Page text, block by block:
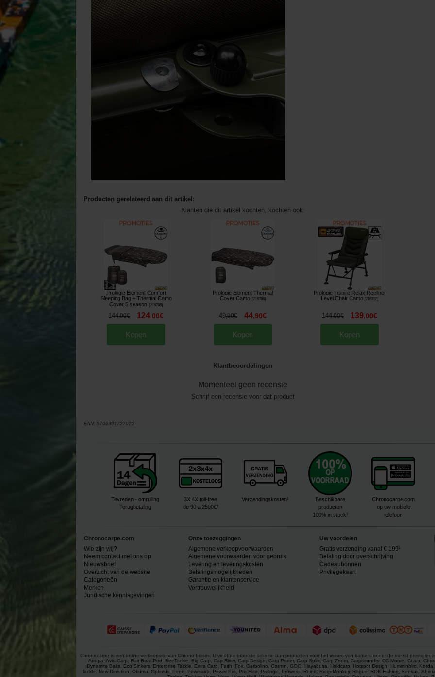
Producten gerelateerd aan dit artikel:
Klanten die dit artikel kochten, kochten ook:
Prologic Element Comfort
Sleeping Bag + Thermal Camo
Cover 5 season
216785]
144,00€ 124,00€
Kopen
Prologic Element Thermal
Cover Camo
216786]
49,90€ 44,90€
Kopen
Prologic Inspire Relax Recliner
Level Chair Camo [216788]
144,00€ 139,00€
Kopen
Klantbeoordelingen
Momenteel geen recensie
Schrijf een recensie voor dat product
EAN: 5706301727022
Tevreden - omruiling
Terugbetaling
3X 4X toll-free
de 90 a 2500€²
Verzendingskosten¹
Beschikbare
producten
100% in stock³
Chronocarpe.com
op uw mobiele
telefoon
Chronocarpe.com
Wie zijn wij?
Neem contact met ons op
Nieuwsbrief
Overzicht van de website
Categorieën
Merken
Juridische kennisgevingen
Onze toezeggingen
Algemene verkoopvoorwaarden
Algemene voorwaarden voor gebruik
Levering en leveringskosten
Betalingsmogelijkheden
Garantie en klantenservice
Vertrouwelijkheid
Uw voordelen
Gratis verzending vanaf € 199¹
Betaling door overschrijving
Cadeaubonnen
Privilegekaart
Chronocarpe is een online verkoopsite van Chrono Loisirs. U vindt de grootste selectie aan producten voor het vissen van karpers onder de meest
Atropa Avid Carp Bait Boat Pod BeeTackle Big Carp Cap River, Carp Design Carp Porter, Carp Spirit, Carp Zoom, Carpsounder, CC Moore Ccarp
Dynamite Baits, Eco Sinkers, Enterprise Tackle Extra Carp Faith Fox, Garbolino Garmin GOO Hayabusa Holdcarp Hotspot Design Humminbird Korda
Tackle
New Direction Okuma Optimus, Penn Powerkick, Power Pro Pro Elite Prologic Prowess, Rhino RidgeMonkey, Rogue ROK Fishing Sensas,